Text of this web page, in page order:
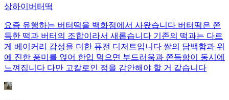
상하이버터떡
요즘 유행하는 버터떡을 백화점에서 사왔습니다 버터떡은 쫀
득한 떡과 버터의 조합이라서 새롭습니다 기존의 떡과는 다르
게 베이커리 감성을 더한 퓨전 디저트입니다 쌀의 담백함과 위
에 진한 풍미를 얹어 한입 먹으면 부드러움과 쫀득함이 동시에
느껴집니다 다만 고칼로인 점을 감안해야 할 거 같습니다